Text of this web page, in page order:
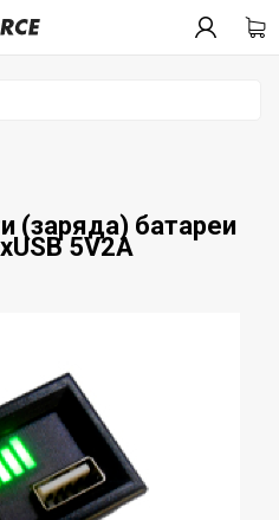
(заряда) батареи
5V2A